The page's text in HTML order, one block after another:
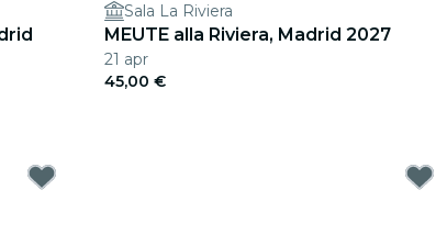
Sala La Riviera
MEUTE alla Riviera, Madrid 2027
21 apr
45,00 €